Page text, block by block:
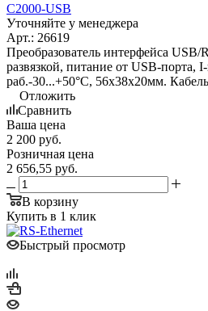
С2000-USB
Уточняйте у менеджера
Арт.: 26619
Преобразователь интерфейса USB/
развязкой, питание от USB-порта,
раб.-30...+50°C, 56х38х20мм.
Отложить
Сравнить
Ваша цена
2 200 руб.
Розничная цена
2 656,55 руб.
В корзину
Купить в 1 клик
Быстрый просмотр